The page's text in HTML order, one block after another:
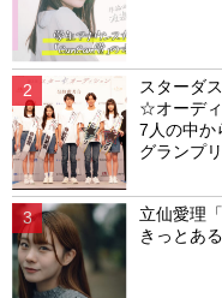
スターダ
☆オーデ
7人の中か
グランプ
立仙愛理
きっとあ